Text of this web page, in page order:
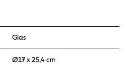
Glas
Ø17 x 25,4 cm